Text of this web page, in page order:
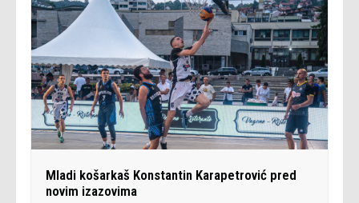
Mladi košarkaš Konstantin Karapetrović pred
novim izazovima